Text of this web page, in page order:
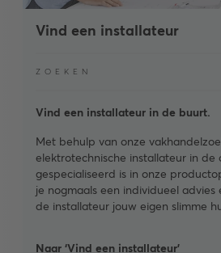
Vind een installateur
ZOEKEN
Vind een installateur in de buurt.
Met behulp van onze
elektrotechnische installateur in de
gespecialiseerd is in onze
je nogmaals een individueel advies
de installateur jouw eigen slimme
Naar ‘Vind een installateur’